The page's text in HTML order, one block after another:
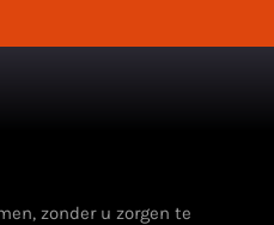
zonder u zorgen te